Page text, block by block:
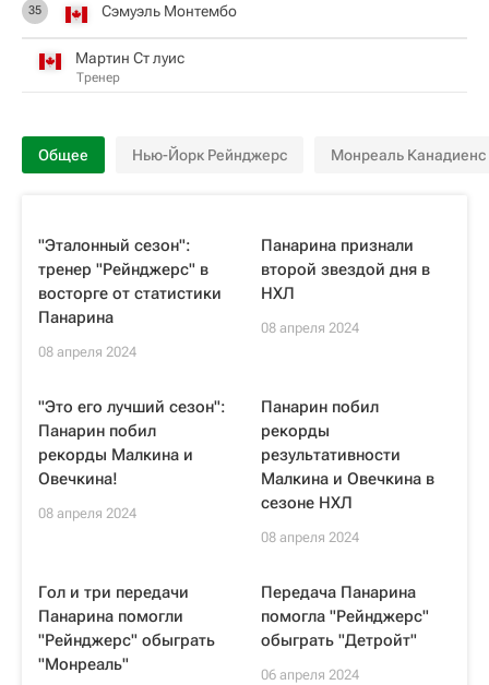
35 Сэмуэль Монтембо
Мартин Ст луис
Тренер
Общее Нью-Йорк Рейнджерс Монреаль Канадиенс
"Эталонный сезон":
тренер "Рейнджерс" в
восторге от статистики
Панарина
08 апреля 2024
Панарина признали
второй звездой дня в
НХЛ
08 апреля 2024
"Это его лучший сезон":
Панарин побил
рекорды Малкина и
Овечкина!
08 апреля 2024
Панарин побил
рекорды
результативности
Малкина и Овечкина в
сезоне НХЛ
08 апреля 2024
Гол и три передачи
Панарина помогли
"Рейнджерс" обыграть
"Монреаль"
Передача Панарина
помогла "Рейнджерс"
обыграть "Детройт"
06 апреля 2024